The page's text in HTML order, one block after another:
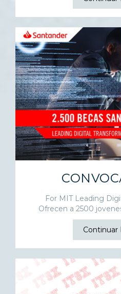
For MIT Leading
Ofrecen a 2500
Continuar